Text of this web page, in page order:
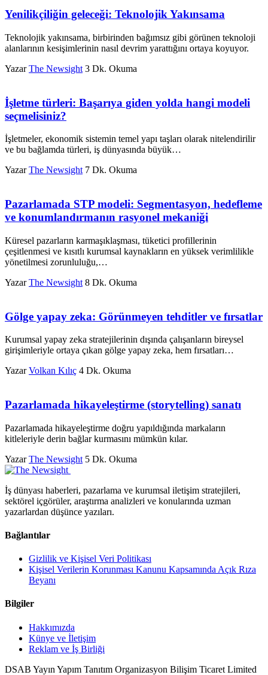
Yenilikçiliğin geleceği: Teknolojik Yakınsama
Teknolojik yakınsama, birbirinden bağımsız gibi görünen teknoloji
alanlarının kesişimlerinin nasıl devrim yarattığını ortaya koyuyor.
Yazar The Newsight 3 Dk. Okuma
İşletme türleri: Başarıya giden yolda hangi modeli
seçmelisiniz?
İşletmeler, ekonomik sistemin temel yapı taşları olarak nitelendirilir
ve bu bağlamda türleri, iş dünyasında büyük…
Yazar The Newsight 7 Dk. Okuma
Pazarlamada STP modeli: Segmentasyon, hedefleme
ve konumlandırmanın rasyonel mekaniği
Küresel pazarların karmaşıklaşması, tüketici profillerinin
çeşitlenmesi ve kısıtlı kurumsal kaynakların en yüksek verimlilikle
yönetilmesi zorunluluğu,…
Yazar The Newsight 8 Dk. Okuma
Gölge yapay zeka: Görünmeyen tehditler ve fırsatlar
Kurumsal yapay zeka stratejilerinin dışında çalışanların bireysel
girişimleriyle ortaya çıkan gölge yapay zeka, hem fırsatları…
Yazar Volkan Kılıç 4 Dk. Okuma
Pazarlamada hikayeleştirme (storytelling) sanatı
Pazarlamada hikayeleştirme doğru yapıldığında markaların
kitleleriyle derin bağlar kurmasını mümkün kılar.
Yazar The Newsight 5 Dk. Okuma
İş dünyası haberleri, pazarlama ve kurumsal iletişim stratejileri,
sektörel içgörüler, araştırma analizleri ve konularında uzman
yazarlardan düşünce yazıları.
Bağlantılar
Gizlilik ve Kişisel Veri Politikası
Kişisel Verilerin Korunması Kanunu Kapsamında Açık Rıza
Beyanı
Bilgiler
Hakkımızda
Künye ve İletişim
Reklam ve İş Birliği
DSAB Yayın Yapım Tanıtım Organizasyon Bilişim Ticaret Limited